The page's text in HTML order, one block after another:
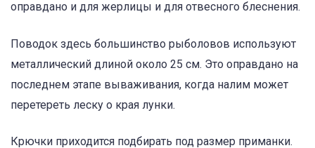
оправдано и для жерлицы и для отвесного блеснения.
Поводок здесь большинство рыболовов используют
металлический длиной около 25 см. Это оправдано на
последнем этапе вываживания, когда налим может
перетереть леску о края лунки.
Крючки приходится подбирать под размер приманки.